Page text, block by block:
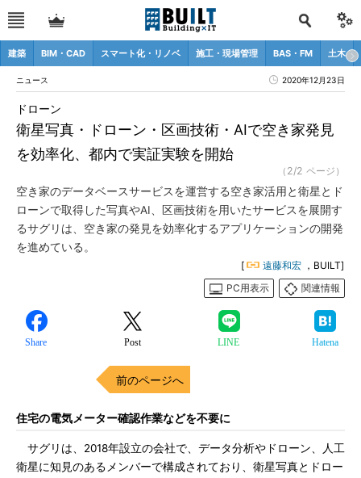
建築 BIM・CAD スマート化・リノベ 施工・現場管理 BAS・FM 土木
ニュース 2020年12月23日
衛星写真・ドローン・区画技術・AIで空き家発見
を効率化、都内で実証実験を開始
ドローン
（2/2 ページ）
空き家のデータベースサービスを運営する空き家活用と衛星とド
ローンで取得した写真やAI、区画技術を用いたサービスを展開す
るサグリは、空き家の発見を効率化するアプリケーションの開発
を進めている。
[ 遠藤和宏 ，BUILT]
PC用表示
関連情報
Share Post LINE Hatena
前のページへ
住宅の電気メーター確認作業などを不要に
サグリは、2018年設立の会社で、データ分析やドローン、人工
衛星に知見のあるメンバーで構成されており、衛星写真とドロー